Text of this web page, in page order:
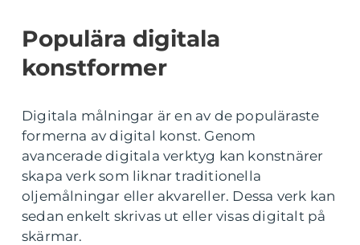
Populära digitala
konstformer
Digitala målningar är en av de populäraste
formerna av digital konst. Genom
avancerade digitala verktyg kan konstnärer
skapa verk som liknar traditionella
oljemålningar eller akvareller. Dessa verk kan
sedan enkelt skrivas ut eller visas digitalt på
skärmar.